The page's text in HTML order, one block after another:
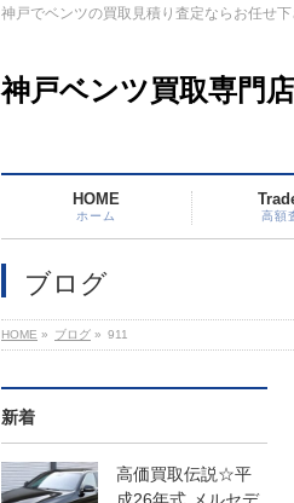
神戸でベンツの買取見積り査定ならお任せ下
神戸ベンツ買取専門店
HOME
ホーム 高額
ブログ
HOME » ブログ » 911
新着
高価買取伝説☆平